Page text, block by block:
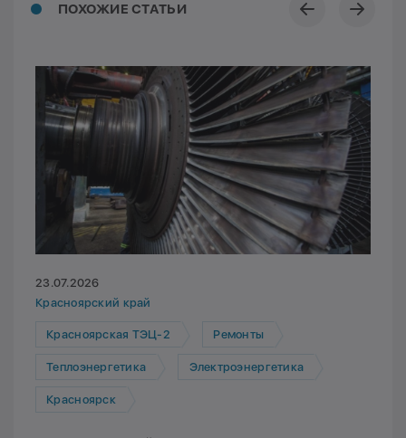
ПОХОЖИЕ СТАТЬИ
23.07.2026
Красноярский край
Красноярская ТЭЦ-2 Ремонты
Теплоэнергетика Электроэнергетика
Красноярск